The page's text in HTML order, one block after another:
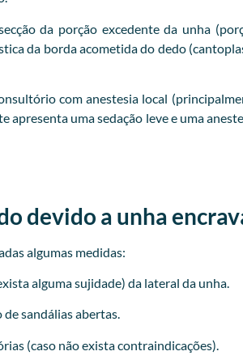
da porção excedente da unha
da borda acometida do dedo
com anestesia local
uma sedação leve e uma
devido a unha
algumas medidas:
alguma sujidade) da lateral da unha.
sandálias abertas.
(caso não exista contraindicações).